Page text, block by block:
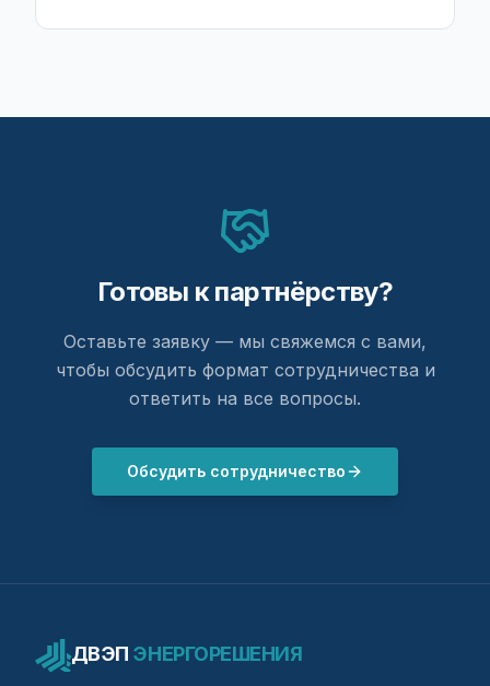
Готовы к партнёрству?
Оставьте заявку — мы свяжемся с вами,
чтобы обсудить формат сотрудничества и
ответить на все вопросы.
Обсудить сотрудничество
ДВЭП ЭНЕРГОРЕШЕНИЯ